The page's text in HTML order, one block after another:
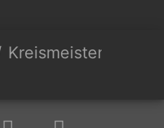
Kreismeisterschaft TTKV Stade 23-83